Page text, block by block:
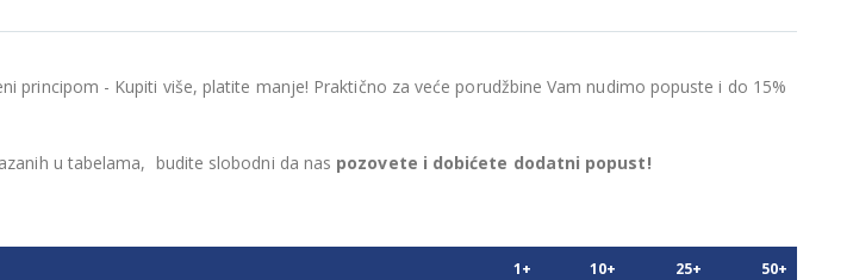
- Kupiti više, platite manje! Praktično za veće porudžbine Vam nudimo popuste i do 15%
u tabelama, budite slobodni da nas pozovete i dobićete dodatni popust!
1+ 10+ 25+ 50+